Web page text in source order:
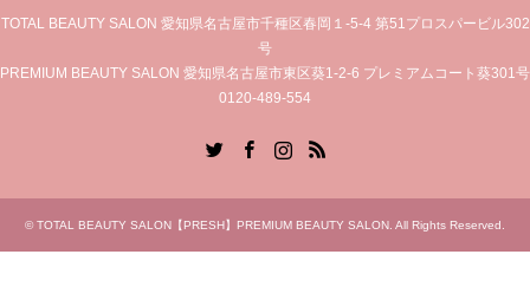
TOTAL BEAUTY SALON 愛知県名古屋市千種区春岡１-5-4 第51プロスパービル302
号
PREMIUM BEAUTY SALON 愛知県名古屋市東区葵1-2-6 プレミアムコート葵301号
0120-489-554
RSS
©TOTAL BEAUTY SALON【PRESH】PREMIUM BEAUTY SALON. All Rights Reserved.